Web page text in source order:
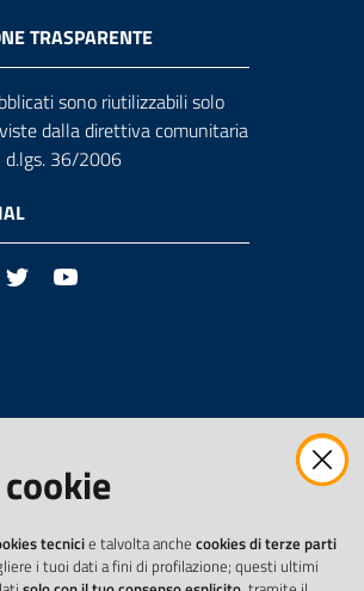
TRASPARENTE
sono riutilizzabili solo
dalla direttiva comunitaria
36/2006
LinkedIn Twitter
tecnicie talvolta anche cookies di terze parti
i tuoi dati a fini di profilazione; questi ultimi